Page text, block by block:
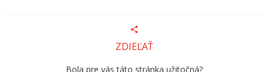
ZDIEĽAŤ
Bola pre vás táto stránka užitočná?